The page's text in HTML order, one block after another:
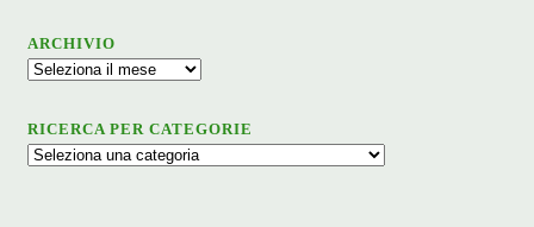
ARCHIVIO
Archivio
RICERCA PER CATEGORIE
Ricerca